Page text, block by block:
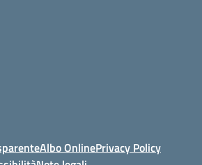
Albo OnlinePrivacy Policy